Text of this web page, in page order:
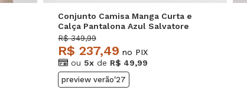
Conjunto Camisa Manga Curta e
Calça Pantalona Azul Salvatore
R$ 349,99
R$ 237,49 no PIX
ou 5x de R$ 49,99
preview verão'27